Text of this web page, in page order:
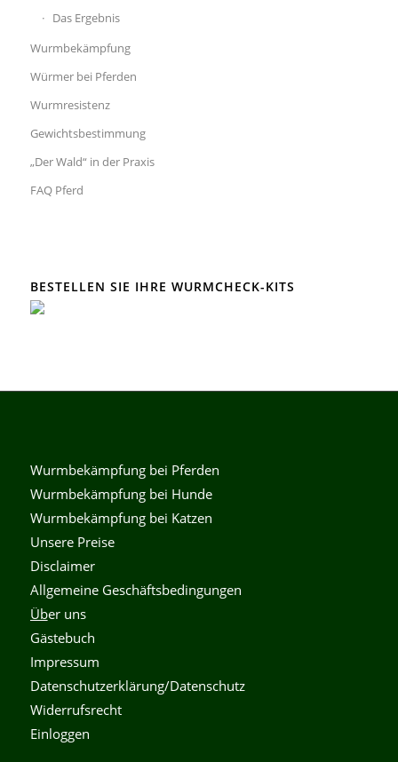
Das Ergebnis
Wurmbekämpfung
Würmer bei Pferden
Wurmresistenz
Gewichtsbestimmung
„Der Wald“ in der Praxis
FAQ Pferd
BESTELLEN SIE IHRE WURMCHECK-KITS
Wurmbekämpfung bei Pferden
Wurmbekämpfung bei Hunde
Wurmbekämpfung bei Katzen
Unsere Preise
Disclaimer
Allgemeine Geschäftsbedingungen
Über uns
Gästebuch
Impressum
Datenschutzerklärung/Datenschutz
Widerrufsrecht
Einloggen